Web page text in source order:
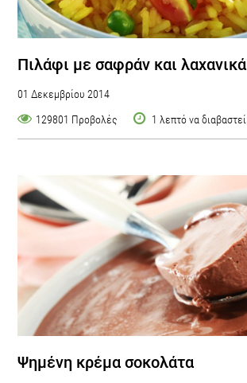
Πιλάφι με σαφράν και λαχανικά
01 Δεκεμβρίου 2014
129801 Προβολές
1 λεπτό να διαβαστεί
Ψημένη κρέμα σοκολάτα